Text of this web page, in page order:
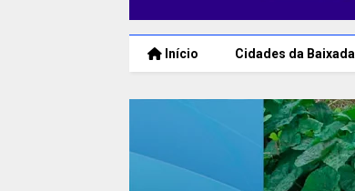
Início Cidades da Baixada